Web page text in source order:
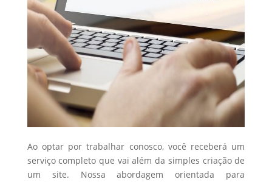
Ao optar por trabalhar conosco, você receberá um
serviço completo que vai além da simples criação de
um site. Nossa abordagem orientada para